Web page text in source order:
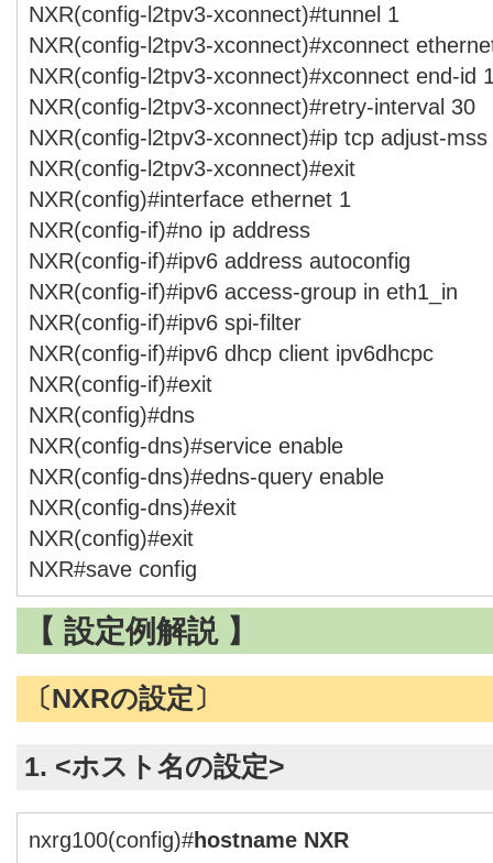
NXR(config-l2tpv3-xconnect)#tunnel 1
NXR(config-l2tpv3-xconnect)#xconnect
NXR(config-l2tpv3-xconnect)#xconnect end-id
NXR(config-l2tpv3-xconnect)#retry-interval 30
NXR(config-l2tpv3-xconnect)#ip tcp adjust-
NXR(config-l2tpv3-xconnect)#exit
NXR(config)#interface ethernet 1
NXR(config-if)#no ip address
NXR(config-if)#ipv6 address autoconfig
NXR(config-if)#ipv6 access-group in eth1_in
NXR(config-if)#ipv6 spi-filter
NXR(config-if)#ipv6 dhcp client ipv6dhcpc
NXR(config-if)#exit
NXR(config)#dns
NXR(config-dns)#service enable
NXR(config-dns)#edns-query enable
NXR(config-dns)#exit
NXR(config)#exit
NXR#save config
【 設定例解説 】
〔NXRの設定〕
1. <ホスト名の設定>
nxrg100(config)#hostname NXR